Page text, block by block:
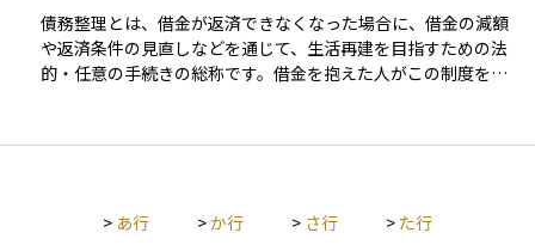
ン・デフォルト）は、為替市場や株式市場にも連鎖的な影響を
与え、国際的な金融不安を引き起こす要因となることがありま
す。 また、支払いの一時的な遅延や手続上の不備によって形式
的に契約違反が生じる「テクニカル・デフォルト」というケー
務状況や格付、市場環境を踏まえてリスク管理を行うことが重
債務整理とは、借金が返済できなくなった場合に、借金の減額
や返済条件の見直しなどを通じて、生活再建を目指すための法
的・任意の手続きの総称です。借金を抱えた人がこの制度を利
を通さずに債権者と交渉して和解を図る「任意整理」、裁判所
は、債務整理を行った履歴が信用情報に一定期間記録されるた
> あ行 >か行 > さ行 > た行